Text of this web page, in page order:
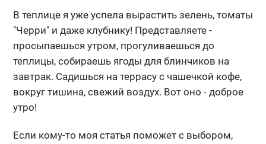
В теплице я уже успела вырастить зелень, томаты
"Черри" и даже клубнику! Представляете -
просыпаешься утром, прогуливаешься до
теплицы, собираешь ягоды для блинчиков на
завтрак. Садишься на террасу с чашечкой кофе,
вокруг тишина, свежий воздух. Вот оно - доброе
утро!
Если кому-то моя статья поможет с выбором,